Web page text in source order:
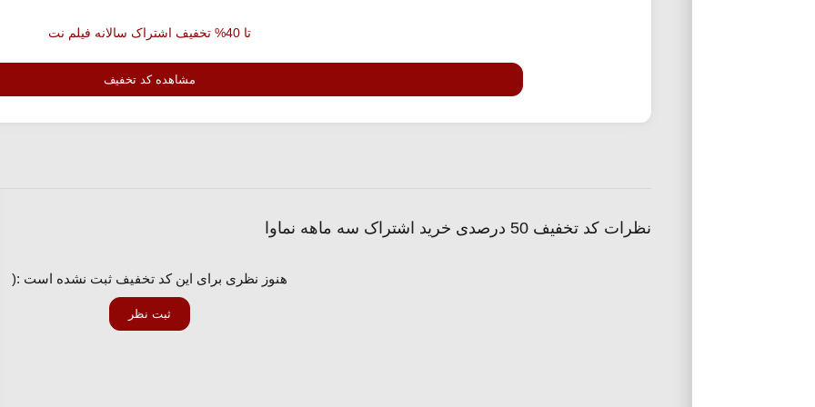
تا 40% تخفیف اشتراک سالانه فیلم نت
مشاهده کد تخفیف
نظرات کد تخفیف 50 درصدی خرید اشتراک سه ماهه نماوا
هنوز نظری برای این کد تخفیف ثبت نشده است :(
ثبت نظر